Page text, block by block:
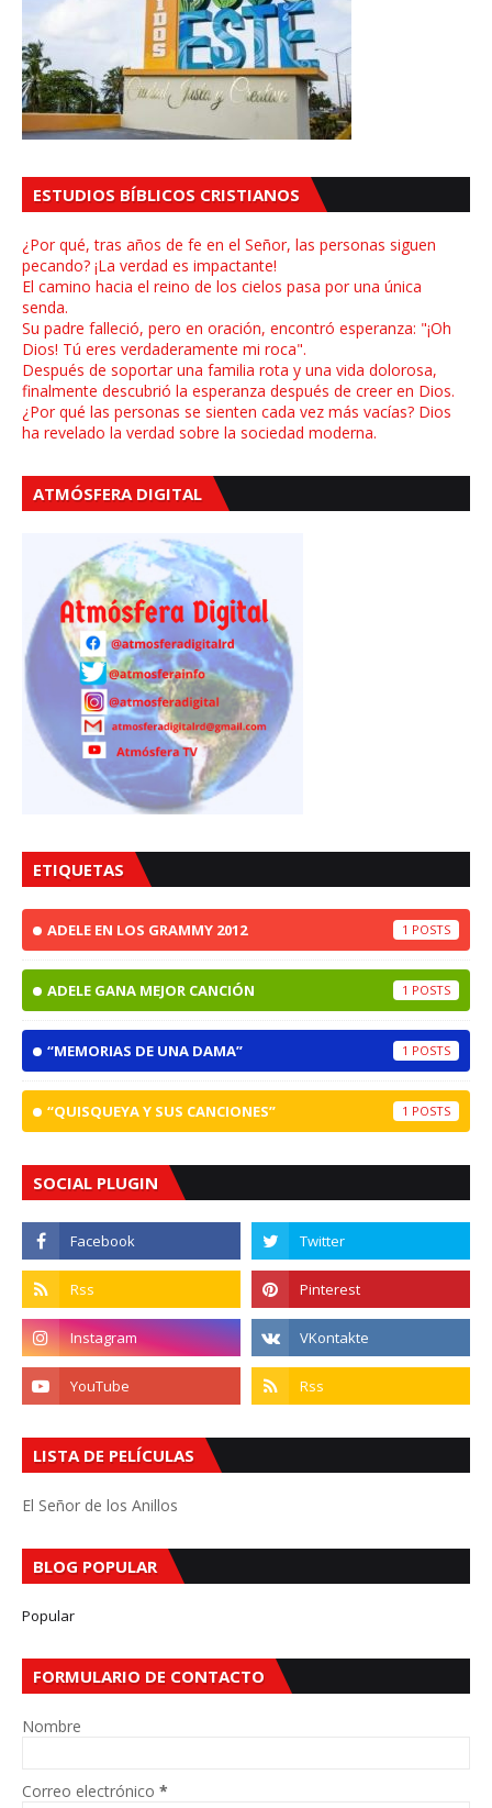
ESTUDIOS BÍBLICOS CRISTIANOS
¿Por qué, tras años de fe en el Señor, las personas siguen
pecando? ¡La verdad es impactante!
El camino hacia el reino de los cielos pasa por una única
senda.
Su padre falleció, pero en oración, encontró esperanza: "¡Oh
Dios! Tú eres verdaderamente mi roca".
Después de soportar una familia rota y una vida dolorosa,
finalmente descubrió la esperanza después de creer en Dios.
¿Por qué las personas se sienten cada vez más vacías? Dios
ha revelado la verdad sobre la sociedad moderna.
ATMÓSFERA DIGITAL
ETIQUETAS
ADELE EN LOS GRAMMY 2012 1
ADELE GANA MEJOR CANCIÓN 1
“MEMORIAS DE UNA DAMA” 1
“QUISQUEYA Y SUS CANCIONES” 1
SOCIAL PLUGIN
LISTA DE PELÍCULAS
El Señor de los Anillos
BLOG POPULAR
Popular
FORMULARIO DE CONTACTO
Nombre
Correo electrónico *